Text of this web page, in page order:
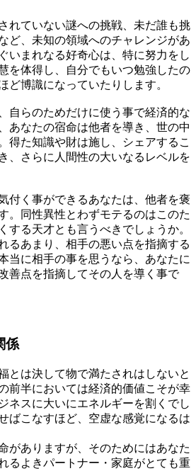
れていない謎への挑戦、未だ誰も挑
ど、未知の領域へのチャレンジがあ
いまれなる好奇心は、特に努力をし
を体得し、自分でもいつ勉強したの
ど博識になっていたりします。
自らのためだけに使う事で経済的な
あなたの宿命は他者を導き、世の中
得た知識や財は施し、シェアするこ
、さらに人間性の大いなるレベルを
付く事ができるあなたは、他者を褒
。同性異性とわずモテるのはこのた
する天才とも言うべきでしょうか。
るあまり、相手の悪い点を指摘する
当に相手の事を思うなら、あなたに
善点を指摘してその人を導く事で
係
とは決して物で満たされはしないと
前半においては経済的価値こそが幸
ネスに大いにエネルギーを割くでし
ばこなすほど、空虚な感覚になるは
がありますが、そのためにはあなた
るよきパートナー・家庭がとても重